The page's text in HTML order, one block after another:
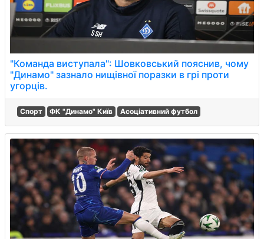
"Команда виступала": Шовковський пояснив, чому
"Динамо" зазнало нищівної поразки в грі проти
угорців.
Спорт ФК "Динамо" Київ Асоціативний футбол